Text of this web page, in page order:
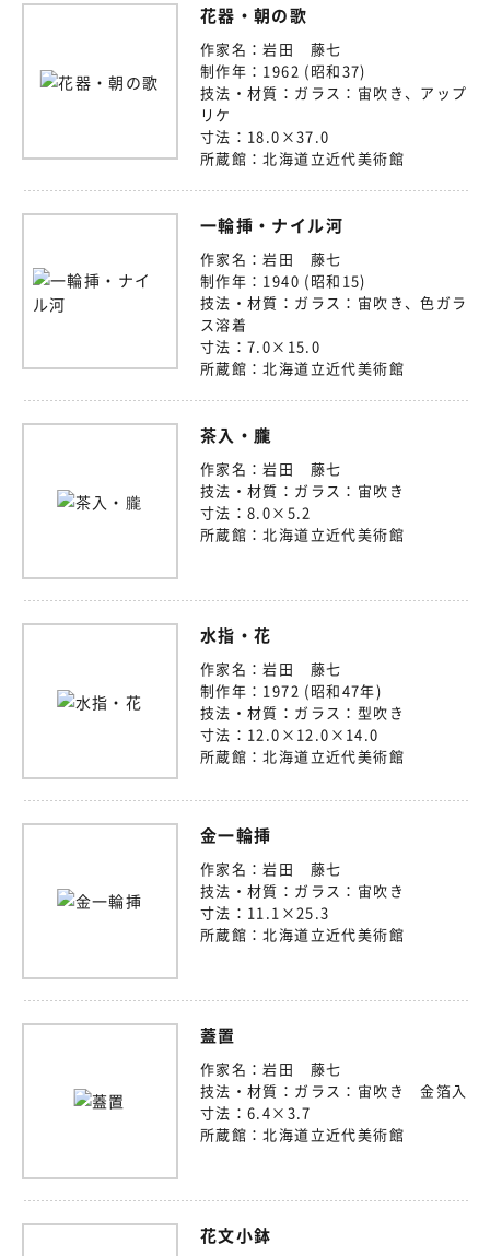
花器・朝の歌
作家名：岩田 藤七
制作年： 1962 (昭和37)
技法・材質： ガラス：宙吹き、アップ
リケ
寸法： 18.0×37.0
所蔵館：北海道立近代美術館
一輪挿・ナイル河
作家名：岩田 藤七
制作年： 1940 (昭和15)
技法・材質： ガラス：宙吹き、色ガラ
ス溶着
寸法： 7.0×15.0
所蔵館：北海道立近代美術館
茶入・朧
作家名：岩田 藤七
技法・材質： ガラス：宙吹き
寸法： 8.0×5.2
所蔵館：北海道立近代美術館
水指・花
作家名：岩田 藤七
制作年： 1972 (昭和47年)
技法・材質： ガラス：型吹き
寸法： 12.0×12.0×14.0
所蔵館：北海道立近代美術館
金一輪挿
作家名：岩田 藤七
技法・材質： ガラス：宙吹き
寸法： 11.1×25.3
所蔵館：北海道立近代美術館
蓋置
作家名：岩田 藤七
技法・材質： ガラス：宙吹き 金箔入
寸法： 6.4×3.7
所蔵館： 北海道立近代美術館
花文小鉢